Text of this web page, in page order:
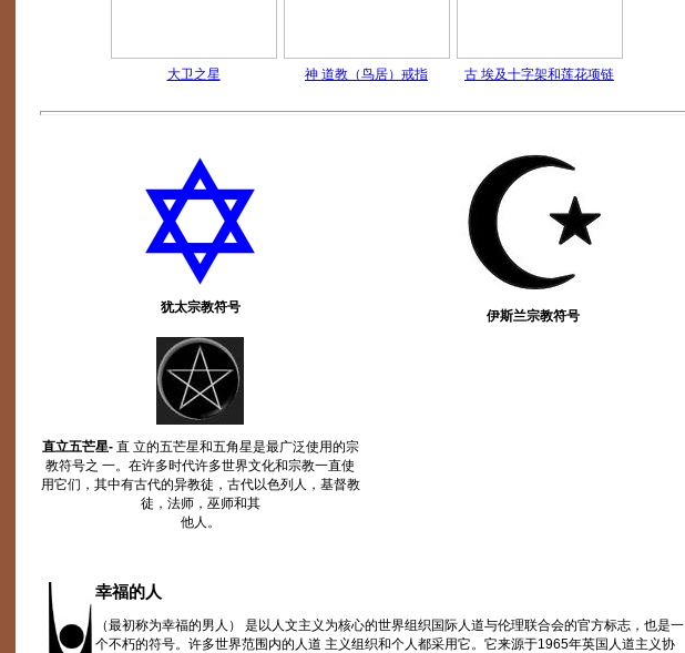
大卫之星 神 道教（鸟居）戒指 古 埃及十字架和莲花项链
犹太宗教符号
伊斯兰宗教符号
直立五芒星- 直 立的五芒星和五角星是最广泛使用的宗
教符号之 一。在许多时代许多世界文化和宗教一直使
用它们，其中有古代的异教徒，古代以色列人，基督教
徒，法师，巫师和其
他人。
幸福的人
（最初称为幸福的男人） 是以人文主义为核心的世界组织国际人道与伦理联合会的官方标志，也是一
个不朽的符号。许多世界范围内的人道 主义组织和个人都采用它。它来源于1965年英国人道主义协